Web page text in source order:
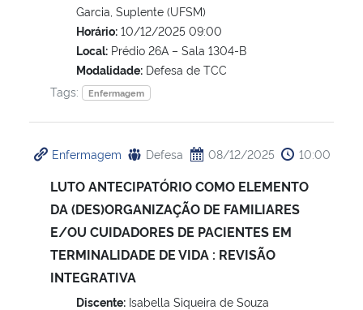
Garcia, Suplente (UFSM)
Horário: 10/12/2025 09:00
Local: Prédio 26A – Sala 1304-B
Modalidade: Defesa de TCC
Tags:
Enfermagem
Enfermagem Defesa 08/12/2025 10:00
LUTO ANTECIPATÓRIO COMO ELEMENTO
DA (DES)ORGANIZAÇÃO DE FAMILIARES
E/OU CUIDADORES DE PACIENTES EM
TERMINALIDADE DE VIDA : REVISÃO
INTEGRATIVA
Discente: Isabella Siqueira de Souza